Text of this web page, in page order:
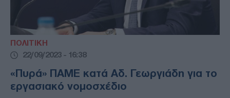
ΠΟΛΙΤΙΚΗ
22/09/2023 - 16:38
«Πυρά» ΠΑΜΕ κατά Αδ. Γεωργιάδη για το
εργασιακό νομοσχέδιο